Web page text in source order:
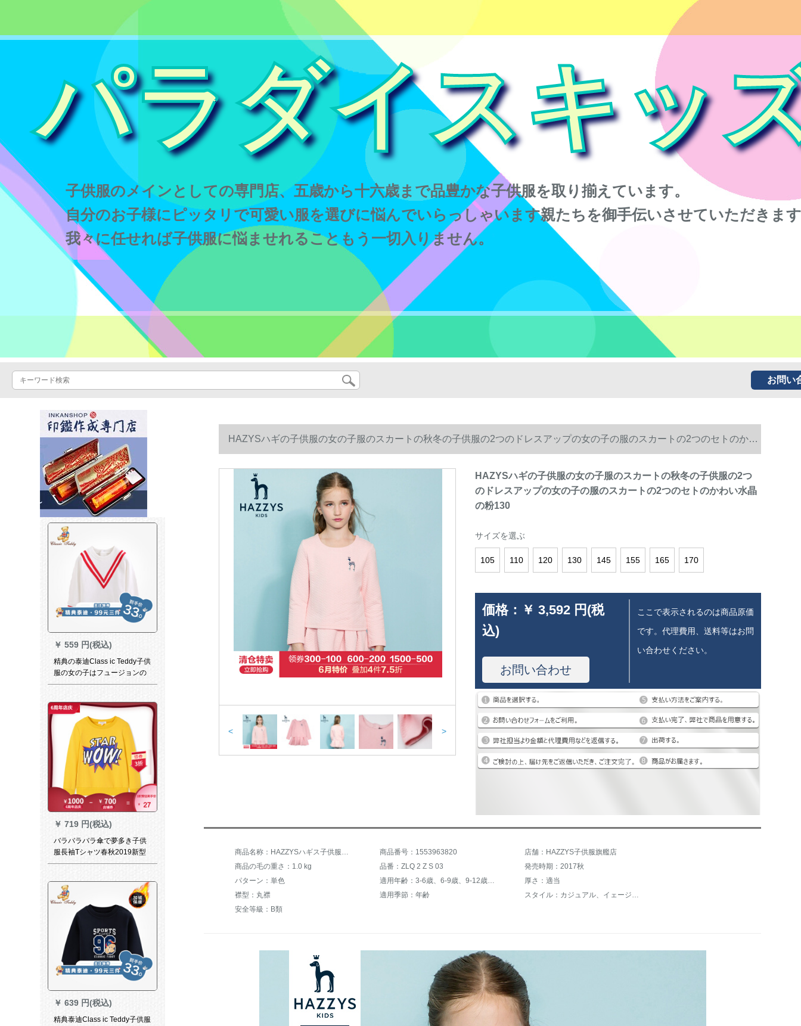
パラダイスキッ
子供服のメインとしての専門店、五歳から十六歳まで品豊かな子供服を取り揃えています。
自分のお子様にピッタリで可愛い服を選びに悩んでいらっしゃいます親たちを御手伝いさせていただきま
我々に任せれば子供服に悩ませれることもう一切入りません。
お問い
￥ 559 円(税込)
精典の泰迪Class ic Teddy子供
服の女の子はフュージョンの
上に着ています。
￥ 719 円(税込)
バラバラバラ傘で夢多き子供
服長袖Tシャツ春秋2019新型
中大童童童童童童童童童童童
￥ 639 円(税込)
精典泰迪Class ic Teddy子供服
HAZYSハギの子供服の女の子服のスカートの秋冬の子供服の2つのドレスアップの女の子の服のスカートの2つのセトのかわ
い水晶の粉130
< >
HAZYSハギの子供服の女の子服のスカートの秋冬の子供服の2つ
のドレスアップの女の子の服のスカートの2つのセトのかわい水晶
の粉130
サイズを選ぶ
105 110 120 130 145 155 165 170
価格： ￥ 3,592 円(税
込)
お問い合わせ
ここで表示されるのは商品原価
です。代理費用、送料等はお問
い合わせください。
商品名称：HAZZYSハギス子供服女性子供服スカート秋冬モデル子供服2つのスカートスタイルの上着の女の子服のスカート2つセットの可愛い水晶粉130 商品番号：1553963820
店舗：HAZZYS子供服旗艦店
商品の毛の重さ：1.0 kg
品番：ZLQ 2 Z S 03
発売時期：2017秋
パターン：単色
適用年齢：3-6歳、6-9歳、9-12歳、12歳以上
厚さ：適当
襟型：丸襟
適用季節：年齢
スタイル：カジュアル、イェージマーキング、プリンセス、オメー風、ブリティッシュル、カレッジ、カレッジ
安全等級：B類